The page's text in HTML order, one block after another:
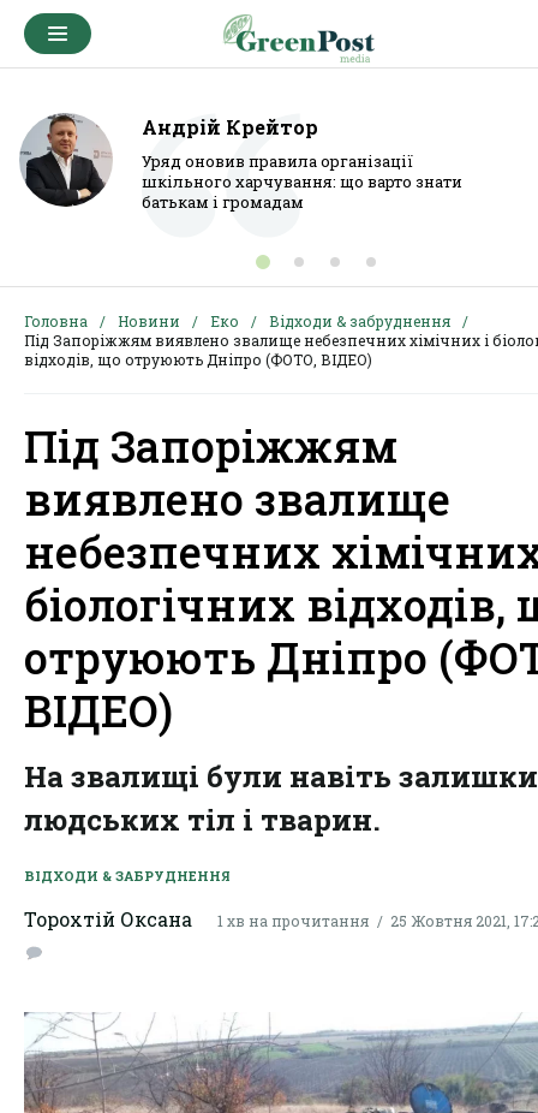
Андрій Крейтор
Уряд оновив правила організації
шкільного харчування: що варто знати
батькам і громадам
Головна Новини Еко
Відходи & забруднення
Під Запоріжжям виявлено звалище небезпечних хімічних і
відходів, що отруюють Дніпро (ФОТО, ВІДЕО)
Під Запоріжжям
виявлено звалище
небезпечних
біологічних відходів,
отруюють Дніпро
ВІДЕО)
На звалищі були навіть залишки
людських тіл і тварин.
ВІДХОДИ & ЗАБРУДНЕННЯ
Торохтій Оксана 1 хв на прочитання 25 Жовтня 2021,